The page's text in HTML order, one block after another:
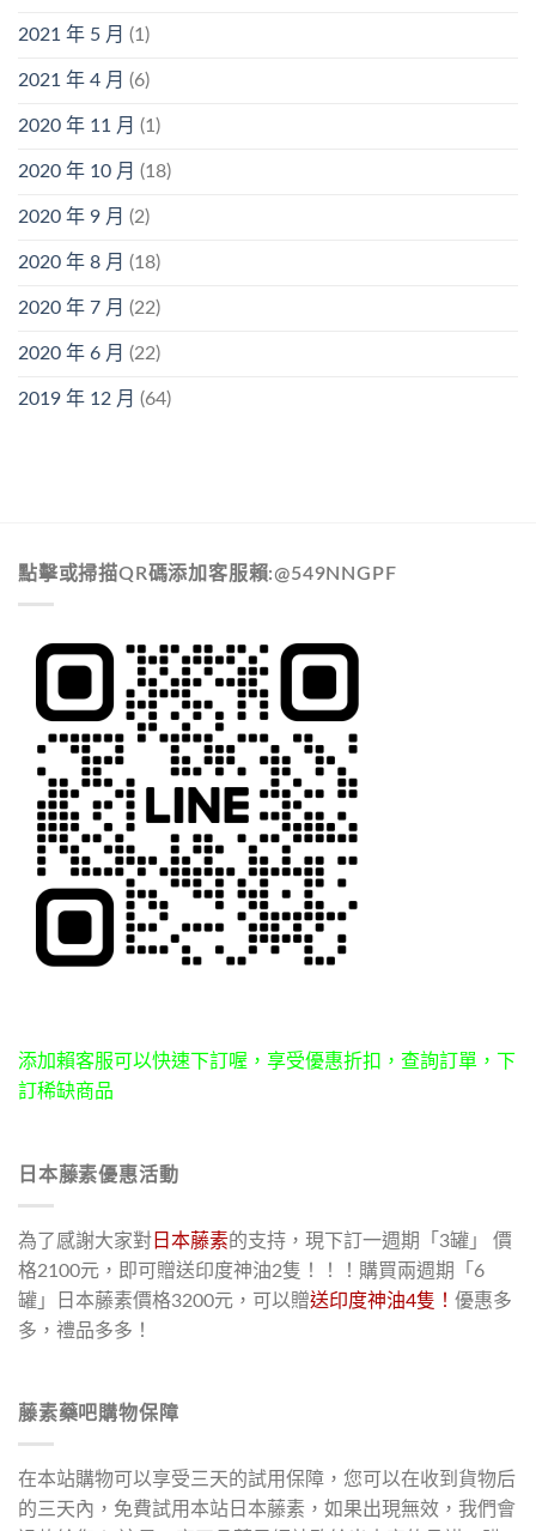
2021 年 5 月 (1)
2021 年 4 月 (6)
2020 年 11 月 (1)
2020 年 10 月 (18)
2020 年 9 月 (2)
2020 年 8 月 (18)
2020 年 7 月 (22)
2020 年 6 月 (22)
2019 年 12 月 (64)
點擊或掃描QR碼添加客服賴:@549NNGPF
添加賴客服可以快速下訂喔，享受優惠折扣，查詢訂單，下
訂稀缺商品
日本藤素優惠活動
為了感謝大家對 日本藤素的支持，現下訂一週期「3罐」 價
格2100元，即可贈送印度神油2隻！！！購買兩週期「6
罐」日本藤素價格3200元，可以贈送印度神油4隻！ 優惠多
多，禮品多多！
藤素藥吧購物保障
在本站購物可以享受三天的試用保障，您可以在收到貨物后
的三天內，免費試用本站日本藤素，如果出現無效，我們會